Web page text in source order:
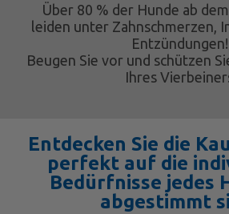
Über 80 % der Hunde ab
leiden unter Zahnschmerzen,
Entzündungen!
Beugen Sie vor und schützen
Ihres
Entdecken Sie die
perfekt auf die
Bedürfnisse jedes
abgestimmt